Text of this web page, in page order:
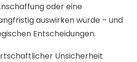
oder eine
auswirken würde – und
Entscheidungen.
Unsicherheit